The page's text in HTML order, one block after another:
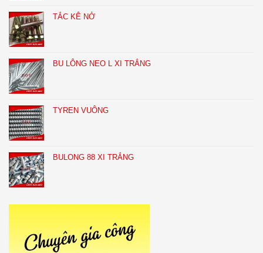
TẮC KÊ NỞ
BU LÔNG NEO L XI TRẮNG
TYREN VUÔNG
BULONG 88 XI TRẮNG